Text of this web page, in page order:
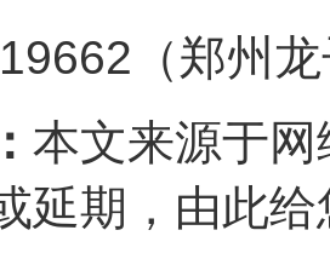
（郑州
本文来源于
延期，由此